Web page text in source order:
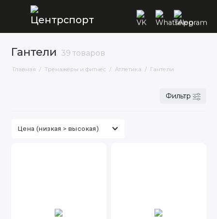
Гантели 39 товаров
Главная Тренажёры и фитнес Атлетика Гантели
Кардиотренажеры
Cиловые тренажеры
Фильтр